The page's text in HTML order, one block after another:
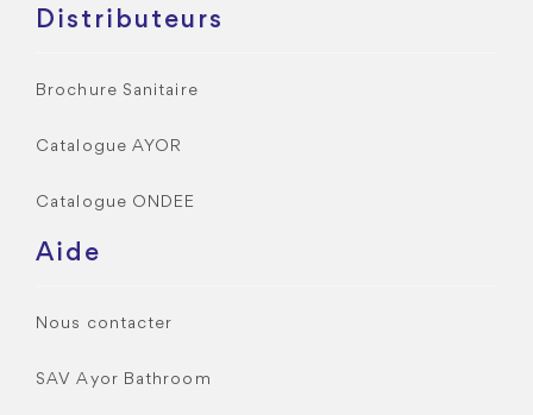
Distributeurs
Brochure Sanitaire
Catalogue AYOR
Catalogue ONDEE
Aide
Nous contacter
SAV Ayor Bathroom